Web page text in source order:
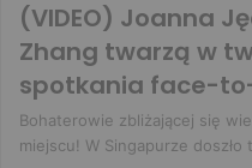
(VIDEO) Joanna
Zhang twarzą w
spotkania face-
Bohaterowie zbliżającej się
miejscu! W Singapurze